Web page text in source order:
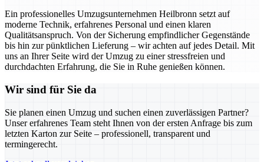
Ein professionelles Umzugsunternehmen Heilbronn setzt auf
moderne Technik, erfahrenes Personal und einen klaren
Qualitätsanspruch. Von der Sicherung empfindlicher Gegenstände
bis hin zur pünktlichen Lieferung – wir achten auf jedes Detail. Mit
uns an Ihrer Seite wird der Umzug zu einer stressfreien und
durchdachten Erfahrung, die Sie in Ruhe genießen können.
Wir sind für Sie da
Sie planen einen Umzug und suchen einen zuverlässigen Partner?
Unser erfahrenes Team steht Ihnen von der ersten Anfrage bis zum
letzten Karton zur Seite – professionell, transparent und
termingerecht.